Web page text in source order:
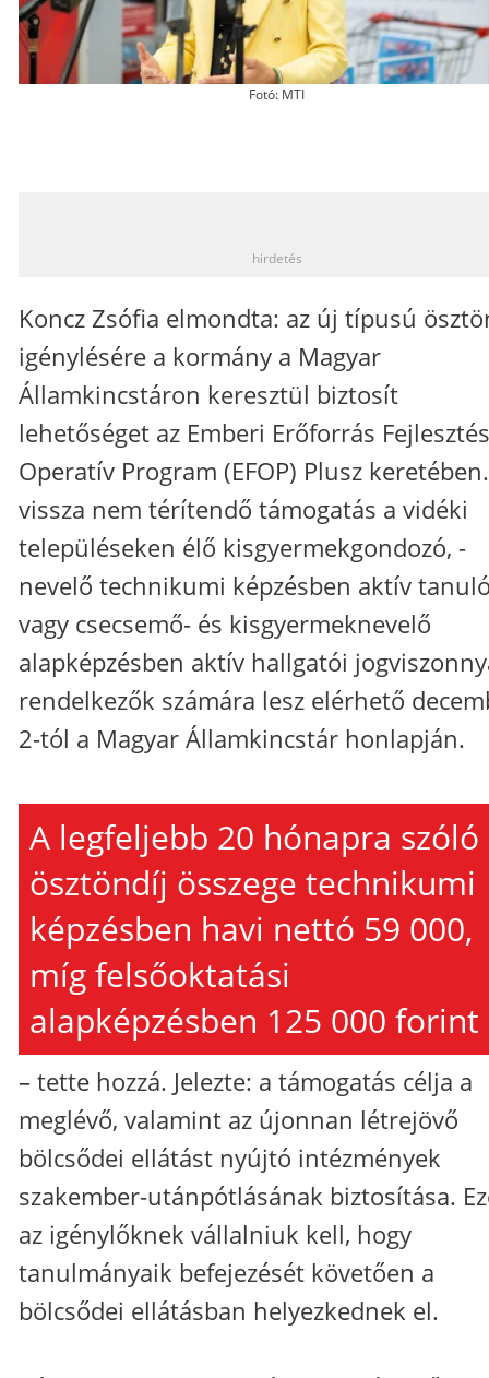
Fotó: MTI
hirdetés
Koncz Zsófia elmondta: az új típusú
igénylésére a kormány a Magyar
Államkincstáron keresztül biztosít
lehetőséget az Emberi Erőforrás
Operatív Program (EFOP) Plusz
vissza nem térítendő támogatás a vidéki
településeken élő kisgyermekgondozó, -
nevelő technikumi képzésben aktív
vagy csecsemő- és kisgyermeknevelő
alapképzésben aktív hallgatói
rendelkezők számára lesz elérhető
2-tól a Magyar Államkincstár honlapján.
A legfeljebb 20 hónapra szóló
ösztöndíj összege technikumi
képzésben havi nettó 59 000,
míg felsőoktatási
alapképzésben 125 000 forint
– tette hozzá. Jelezte: a támogatás célja a
meglévő, valamint az újonnan létrejövő
bölcsődei ellátást nyújtó intézmények
szakember-utánpótlásának biztosítása.
az igénylőknek vállalniuk kell, hogy
tanulmányaik befejezését követően a
bölcsődei ellátásban helyezkednek el.